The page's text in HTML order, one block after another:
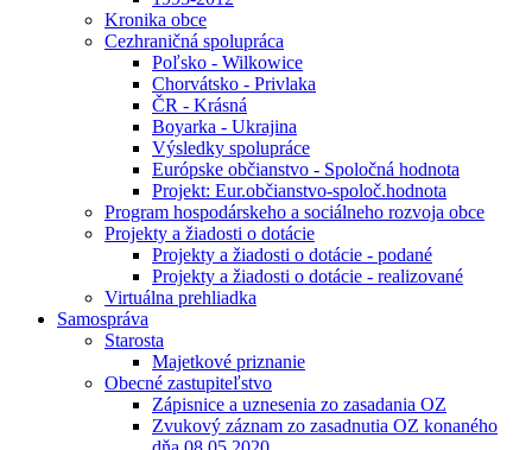
Kronika obce
Cezhraničná spolupráca
Poľsko - Wilkowice
Chorvátsko - Privlaka
ČR - Krásná
Boyarka - Ukrajina
Výsledky spolupráce
Európske občianstvo - Spoločná hodnota
Projekt: Eur.občianstvo-spoloč.hodnota
Program hospodárskeho a sociálneho rozvoja obce
Projekty a žiadosti o dotácie
Projekty a žiadosti o dotácie - podané
Projekty a žiadosti o dotácie - realizované
Virtuálna prehliadka
Samospráva
Starosta
Majetkové priznanie
Obecné zastupiteľstvo
Zápisnice a uznesenia zo zasadania OZ
Zvukový záznam zo zasadnutia OZ konaného